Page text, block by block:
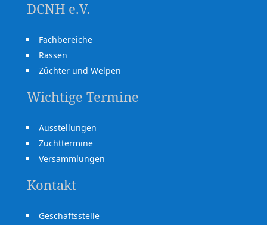
DCNH e.V.
Fachbereiche
Rassen
Züchter und Welpen
Wichtige Termine
Ausstellungen
Zuchttermine
Versammlungen
Kontakt
Geschäftsstelle